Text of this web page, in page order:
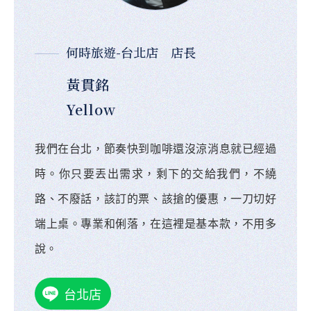
何時旅遊-台北店 店長
黃貫銘
Yellow
我們在台北，節奏快到咖啡還沒涼消息就已經過
時。你只要丟出需求，剩下的交給我們，不繞
路、不廢話，該訂的票、該搶的優惠，一刀切好
端上桌。專業和俐落，在這裡是基本款，不用多
說。
台北店